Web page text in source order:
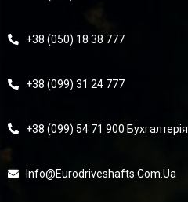
+38 (050) 18 38 777
+38 (099) 31 24 777
+38 (099) 54 71 900 Бухгалтерія
Info@eurodriveshafts.com.ua